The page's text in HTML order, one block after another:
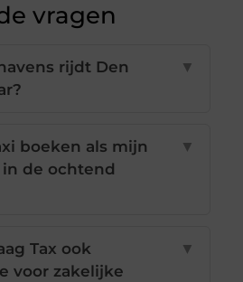
vragen
rijdt Den
▼
boeken als mijn
de ochtend
▼
Tax ook
voor zakelijke
▼